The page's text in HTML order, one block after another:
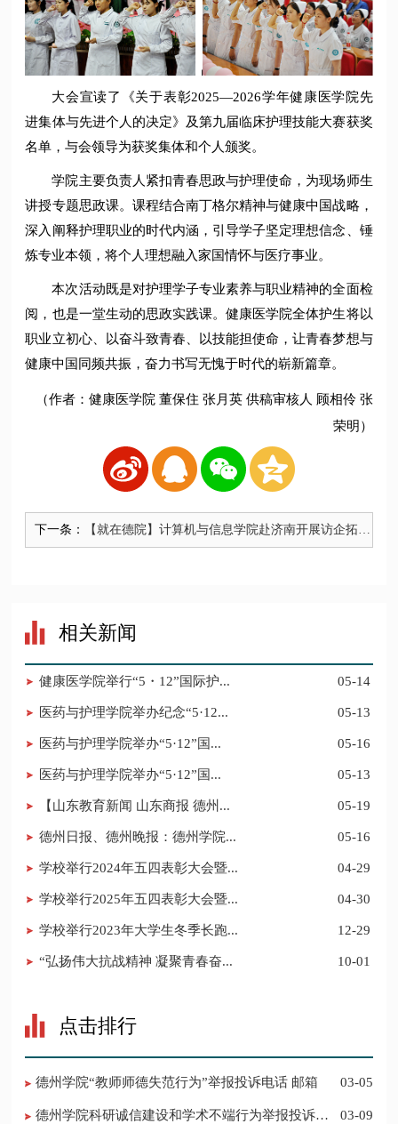
大会宣读了《关于表彰2025—2026学年健康医学院先
进集体与先进个人的决定》及第九届临床护理技能大赛获奖
名单，与会领导为获奖集体和个人颁奖。
学院主要负责人紧扣青春思政与护理使命，为现场师生
讲授专题思政课。课程结合南丁格尔精神与健康中国战略，
深入阐释护理职业的时代内涵，引导学子坚定理想信念、锤
炼专业本领，将个人理想融入家国情怀与医疗事业。
本次活动既是对护理学子专业素养与职业精神的全面检
阅，也是一堂生动的思政实践课。健康医学院全体护生将以
职业立初心、以奋斗致青春、以技能担使命，让青春梦想与
健康中国同频共振，奋力书写无愧于时代的崭新篇章。
（作者：健康医学院 董保住 张月英 供稿审核人 顾相伶 张
荣明）
下一条：
【就在德院】计算机与信息学院赴济南开展访企拓岗
促就业专项活动
相关新闻
健康医学院举行“5・12”国际护... 05-14
医药与护理学院举办纪念“5·12... 05-13
医药与护理学院举办“5·12”国... 05-16
医药与护理学院举办“5·12”国... 05-13
【山东教育新闻 山东商报 德州... 05-19
德州日报、德州晚报：德州学院... 05-16
学校举行2024年五四表彰大会暨... 04-29
学校举行2025年五四表彰大会暨... 04-30
学校举行2023年大学生冬季长跑... 12-29
“弘扬伟大抗战精神 凝聚青春奋... 10-01
点击排行
德州学院“教师师德失范行为”举报投诉电话 邮箱 03-05
德州学院科研诚信建设和学术不端行为举报投诉电
03-09